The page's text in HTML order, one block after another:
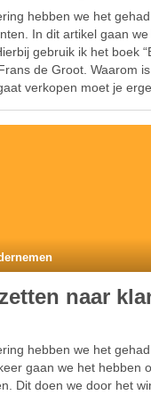
hebben we het
In dit artikel gaan
gebruik ik het boek
de Groot. Waarom
verkopen moet je
naar
hebben we het
gaan we het hebben
Dit doen we door het